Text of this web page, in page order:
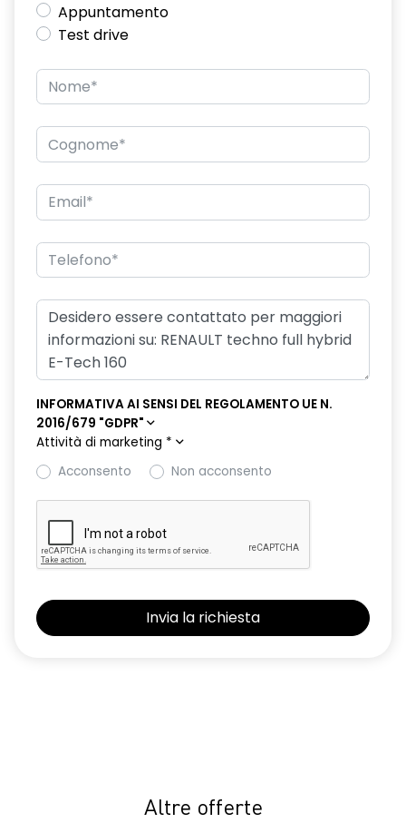
Appuntamento
Test drive
INFORMATIVA AI SENSI DEL REGOLAMENTO UE N.
2016/679 "GDPR"
Attività di marketing *
Acconsento
Non acconsento
Altre offerte